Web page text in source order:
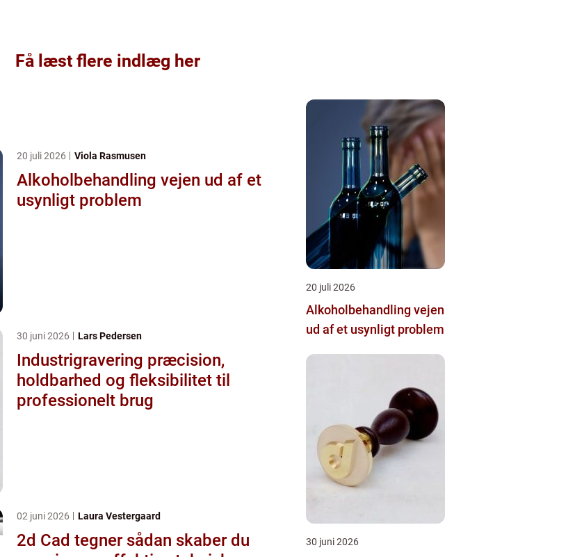
Få læst flere indlæg her
20 juli 2026 Viola Rasmusen
Alkoholbehandling vejen ud af et
usynligt problem
30 juni 2026 Lars Pedersen
Industrigravering præcision,
holdbarhed og fleksibilitet til
professionelt brug
02 juni 2026 Laura Vestergaard
2d Cad tegner sådan skaber du
20 juli 2026
Alkoholbehandling vejen
ud af et usynligt problem
30 juni 2026